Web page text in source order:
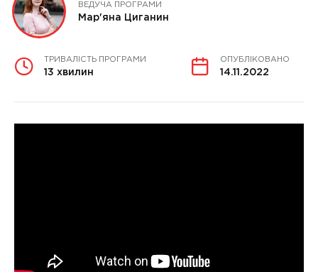
ВЕДУЧА ПРОГРАМИ
Мар'яна Циганин
ТРИВАЛІСТЬ ПРОГРАМИ
13 хвилин
ОПУБЛІКОВАНО
14.11.2022